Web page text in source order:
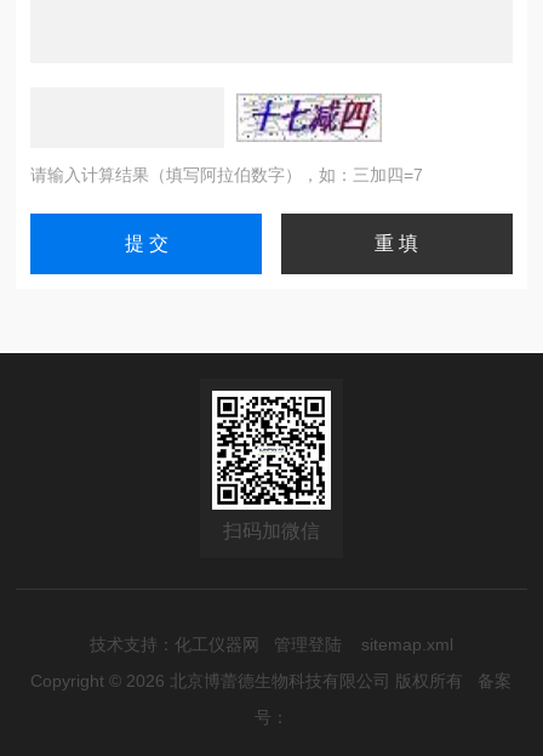
请输入计算结果（填写阿拉伯数字），如：三加四=7
扫码加微信
技术支持： 化工仪器网 管理登陆
sitemap.xml
Copyright © 2026 北京博蕾德生物科技有限公司 版权所有 备案
号：